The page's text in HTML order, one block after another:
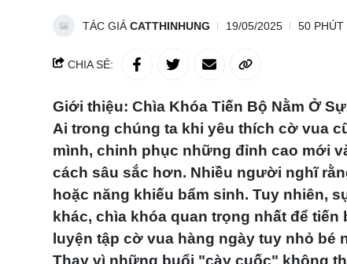
TÁC GIẢCATTHINHUNG 19/05/2025 50
CHIA SẺ:
Giới thiệu: Chìa Khóa Tiến Bộ Nằm Ở
Ai trong chúng ta khi yêu thích cờ vua
mình, chinh phục những đỉnh cao mới
cách sâu sắc hơn. Nhiều người nghĩ
hoặc năng khiếu bẩm sinh. Tuy nhiên,
khác, chìa khóa quan trọng nhất để
luyện tập cờ vua hàng ngày tuy nhỏ bé